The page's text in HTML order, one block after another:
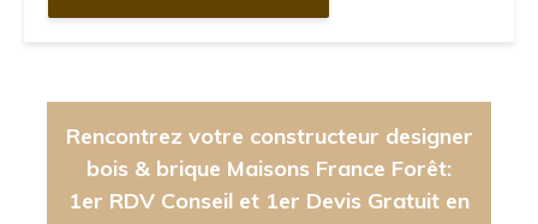
Rencontrez votre constructeur designer
bois & brique Maisons France Forêt:
1er RDV Conseil et 1er Devis Gratuit en